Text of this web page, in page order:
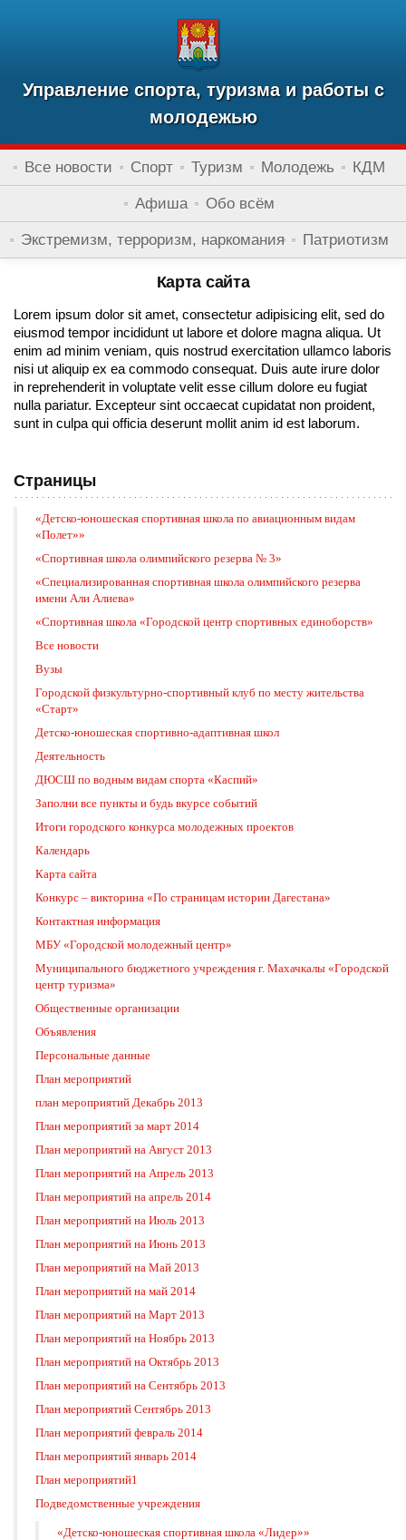
Управление спорта, туризма и работы с
молодежью
Все новости Спорт Туризм Молодежь КДМ
Афиша Обо всём
Экстремизм, терроризм, наркомания Патриотизм
Карта сайта
Lorem ipsum dolor sit amet, consectetur adipisicing elit, sed do
eiusmod tempor incididunt ut labore et dolore magna aliqua. Ut
enim ad minim veniam, quis nostrud exercitation ullamco laboris
nisi ut aliquip ex ea commodo consequat. Duis aute irure dolor
in reprehenderit in voluptate velit esse cillum dolore eu fugiat
nulla pariatur. Excepteur sint occaecat cupidatat non proident,
sunt in culpa qui officia deserunt mollit anim id est laborum.
Страницы
«Детско-юношеская спортивная школа по авиационным видам
«Полет»»
«Cпортивная школа олимпийского резерва № 3»
«Специализированная спортивная школа олимпийского резерва
имени Али Алиева»
«Спортивная школа «Городской центр спортивных единоборств»
Все новости
Вузы
Городской физкультурно-спортивный клуб по месту жительства
«Старт»
Детско-юношеская спортивно-адаптивная школ
Деятельность
ДЮСШ по водным видам спорта «Каспий»
Заполни все пункты и будь вкурсе событий
Итоги городского конкурса молодежных проектов
Календарь
Карта сайта
Конкурс – викторина «По страницам истории Дагестана»
Контактная информация
МБУ «Городской молодежный центр»
Муниципального бюджетного учреждения г. Махачкалы «Городской
центр туризма»
Общественные организации
Объявления
Персональные данные
План мероприятий
план мероприятий Декабрь 2013
План мероприятий за март 2014
План мероприятий на Август 2013
План мероприятий на Апрель 2013
План мероприятий на апрель 2014
План мероприятий на Июль 2013
План мероприятий на Июнь 2013
План мероприятий на Май 2013
План мероприятий на май 2014
План мероприятий на Март 2013
План мероприятий на Ноябрь 2013
План мероприятий на Октябрь 2013
План мероприятий на Сентябрь 2013
План мероприятий Сентябрь 2013
План мероприятий февраль 2014
План мероприятий январь 2014
План мероприятий1
Подведомственные учреждения
«Детско-юношеская спортивная школа «Лидер»»